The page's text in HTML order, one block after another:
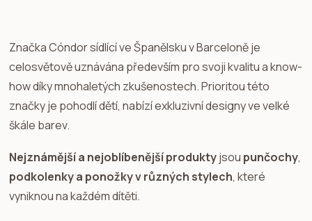
Značka Cóndor sídlící ve Španělsku v Barceloně je
celosvětově uznávána především pro svoji kvalitu a know-
how díky mnohaletých zkušenostech. Prioritou této
značky je pohodlí dětí, nabízí exkluzivní designy ve velké
škále barev.
Nejznámější a nejoblíbenější produktyjsou punčochy,
podkolenky a ponožky v různých stylech, které
vyniknou na každém dítěti.